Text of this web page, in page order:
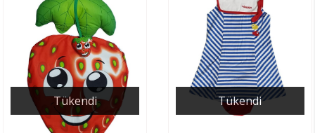
Tükendi Tükendi